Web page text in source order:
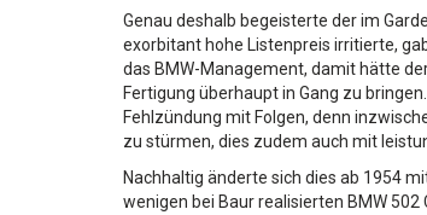
Genau deshalb begeisterte der im
exorbitant hohe Listenpreis irritierte,
das BMW-Management, damit hätte
Fertigung überhaupt in Gang zu
Fehlzündung mit Folgen, denn
zu stürmen, dies zudem auch mit
Nachhaltig änderte sich dies ab 1954
wenigen bei Baur realisierten BMW